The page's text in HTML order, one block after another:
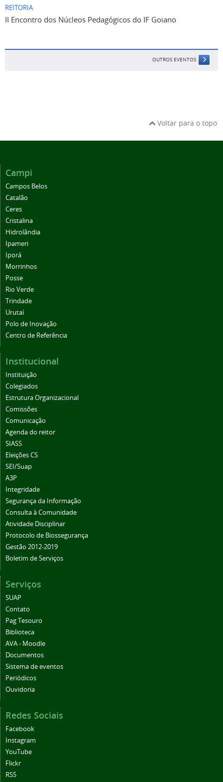
REITORIA
II Encontro dos Núcleos Pedagógicos do IF Goiano
OUTROS EVENTOS
Voltar para o topo
Campi
Campos Belos
Catalão
Ceres
Cristalina
Hidrolândia
Ipameri
Iporá
Morrinhos
Posse
Rio Verde
Trindade
Urutaí
Polo de Inovação
Centro de Referência
Institucional
Instituição
Colegiados
Estrutura Organizacional
Comissões
Comunicação
Agenda do reitor
SIASS
Eleições CS
SEI/Suap
A3P
Integridade
Segurança da Informação
Consulta à Comunidade
Atividade Disciplinar
Protocolo de Biossegurança
Gestão 2012-2019
Boletim de Serviços
Serviços
SUAP
Contato
Pag Tesouro
Biblioteca
AVA - Moodle
Documentos
Sistema de eventos
Periódicos
Ouvidoria
Redes Sociais
Facebook
Instagram
YouTube
Flickr
RSS